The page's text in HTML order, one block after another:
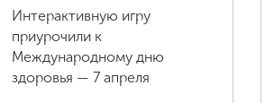
Интерактивную игру
приурочили к
Международному дню
здоровья — 7 апреля